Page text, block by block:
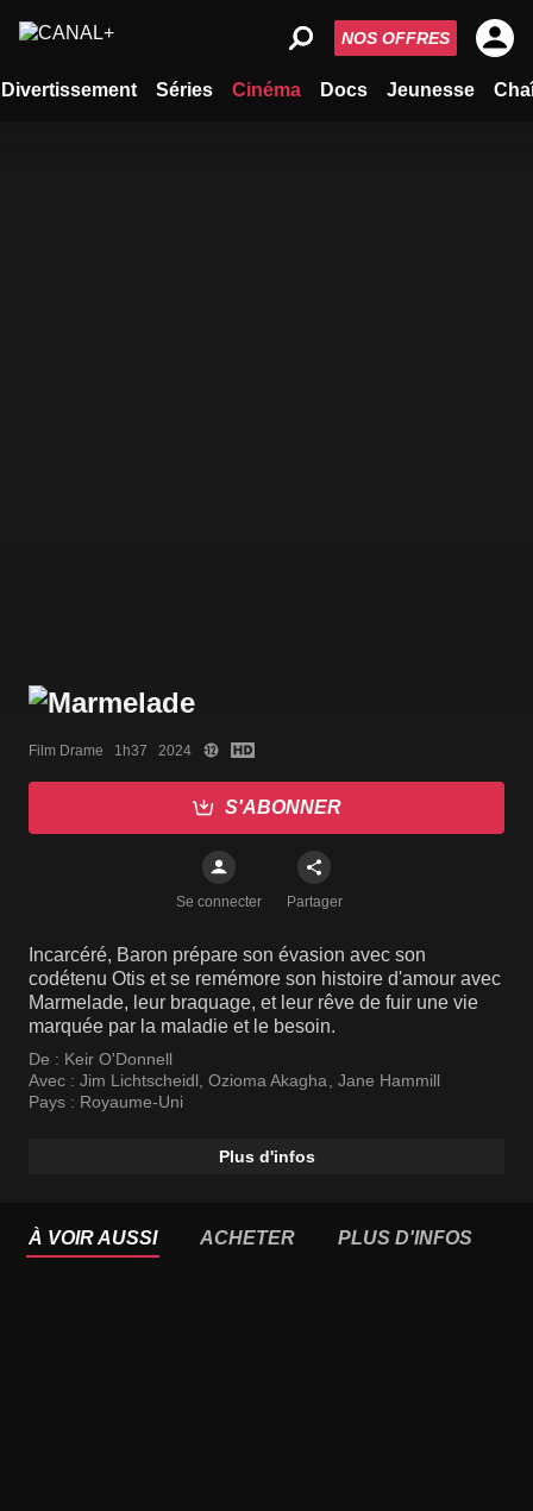
Divertissement Séries Cinéma Docs Jeunesse
NOS OFFRES
Film Drame   1h37   2024
S'ABONNER
Se connecter Partager
Incarcéré, Baron prépare son évasion avec son
codétenu Otis et se remémore son histoire d'amour avec
Marmelade, leur braquage, et leur rêve de fuir une vie
marquée par la maladie et le besoin.
De : Keir O'Donnell
Avec : Jim Lichtscheidl, Ozioma Akagha, Jane Hammill
Pays : Royaume-Uni
Plus d'infos
À VOIR AUSSI ACHETER PLUS D'INFOS